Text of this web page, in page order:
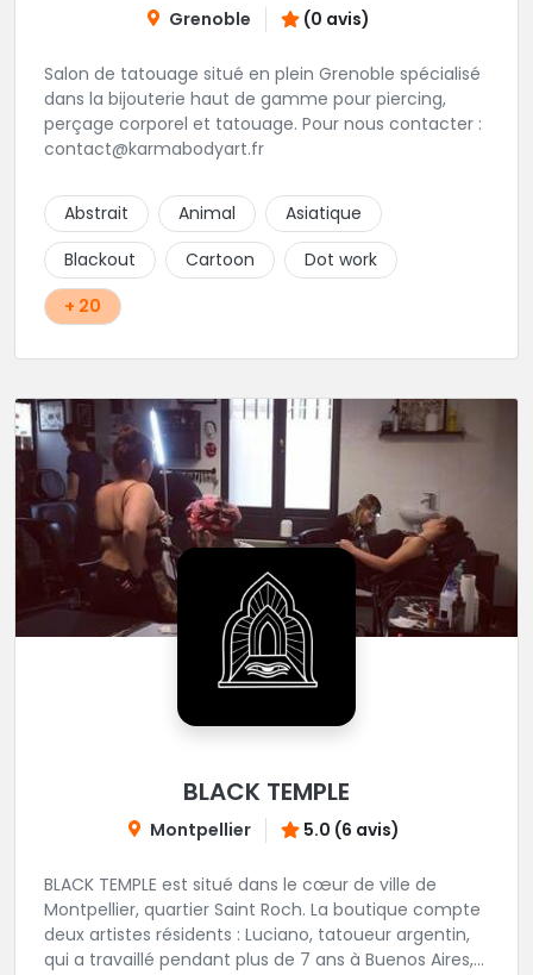
Grenoble (0 avis)
Salon de tatouage situé en plein Grenoble spécialisé
dans la bijouterie haut de gamme pour piercing,
perçage corporel et tatouage. Pour nous contacter :
contact@karmabodyart.fr
Abstrait Animal
Asiatique
Blackout
Cartoon
Dot work
+ 20
BLACK TEMPLE
Montpellier 5.0 (6 avis)
BLACK TEMPLE est situé dans le cœur de ville de
Montpellier, quartier Saint Roch. La boutique compte
deux artistes résidents : Luciano, tatoueur argentin,
qui a travaillé pendant plus de 7 ans à Buenos Aires,